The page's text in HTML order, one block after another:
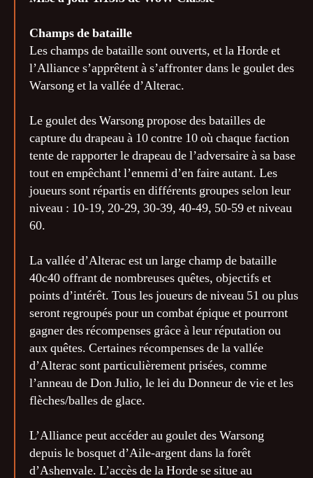
Champs de bataille
Les champs de bataille sont ouverts, et la Horde et
l’Alliance s’apprêtent à s’affronter dans le goulet des
Warsong et la vallée d’Alterac.
Le goulet des Warsong propose des batailles de
capture du drapeau à 10 contre 10 où chaque faction
tente de rapporter le drapeau de l’adversaire à sa base
tout en empêchant l’ennemi d’en faire autant. Les
joueurs sont répartis en différents groupes selon leur
niveau : 10-19, 20-29, 30-39, 40-49, 50-59 et niveau
60.
La vallée d’Alterac est un large champ de bataille
40c40 offrant de nombreuses quêtes, objectifs et
points d’intérêt. Tous les joueurs de niveau 51 ou plus
seront regroupés pour un combat épique et pourront
gagner des récompenses grâce à leur réputation ou
aux quêtes. Certaines récompenses de la vallée
d’Alterac sont particulièrement prisées, comme
l’anneau de Don Julio, le lei du Donneur de vie et les
flèches/balles de glace.
L’Alliance peut accéder au goulet des Warsong
depuis le bosquet d’Aile-argent dans la forêt
d’Ashenvale. L’accès de la Horde se situe au